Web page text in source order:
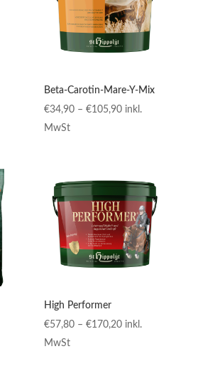
Beta-Carotin-Mare-Y-Mix
€34,90 –€105,90Preisspanne:
inkl.
MwSt
High Performer
€57,80 –€170,20Preisspanne:
inkl.
MwSt